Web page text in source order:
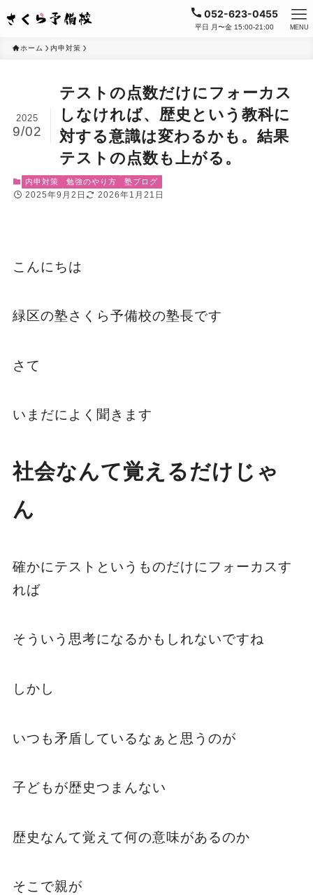
052-623-0455
平日 月〜金 15:00-21:00 MENU
ホーム 内申対策
テストの点数だけにフォーカス
しなければ、歴史という教科に
対する意識は変わるかも。結果
テストの点数も上がる。
2025
9/02
内申対策 勉強のやり方 塾ブログ
2025年9月2日 2026年1月21日
こんにちは
緑区の塾さくら予備校の塾長です
さて
いまだによく聞きます
社会なんて覚えるだけじゃ
ん
確かにテストというものだけにフォーカスす
れば
そういう思考になるかもしれないですね
しかし
いつも矛盾しているなぁと思うのが
子どもが歴史つまんない
歴史なんて覚えて何の意味があるのか
そこで親が